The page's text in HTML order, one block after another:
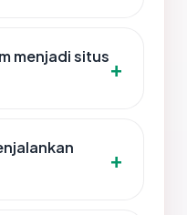
menjadi situs